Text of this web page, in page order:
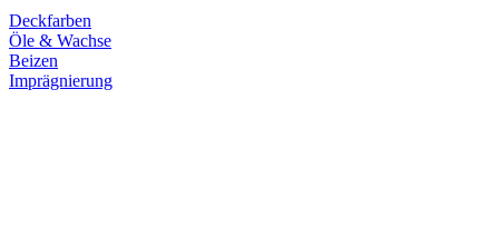
Deckfarben
Öle & Wachse
Beizen
Imprägnierung